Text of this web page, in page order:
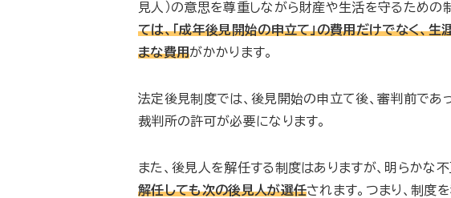
見人）の意思を尊重しながら財産や生活を守るための制
ては、「成年後見開始の申立て」の費用だけでなく、
まな費用がかかります。
法定後見制度では、後見開始の申立て後、審判前であ
裁判所の許可が必要になります。
また、後見人を解任する制度はありますが、明らかな
解任しても次の後見人が選任されます。つまり、制度